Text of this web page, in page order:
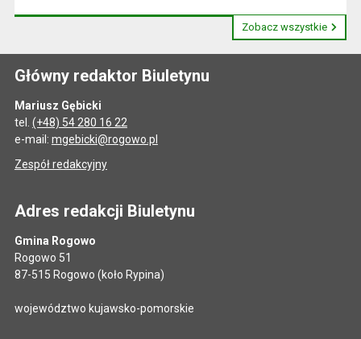
Zobacz wszystkie
Główny redaktor Biuletynu
Mariusz Gębicki
tel. (+48) 54 280 16 22
e-mail: mgebicki@rogowo.pl
Zespół redakcyjny
Adres redakcji Biuletynu
Gmina Rogowo
Rogowo 51
87-515 Rogowo (koło Rypina)
województwo kujawsko-pomorskie